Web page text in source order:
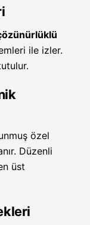
ile izler.
özel
Düzenli
üst